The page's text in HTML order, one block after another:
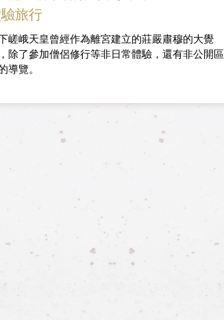
旅行
嵯峨天皇曾經作為離宮建立的莊嚴肅穆的大覺
除了參加僧侶修行等非日常體驗，還有非公開區
導覽。